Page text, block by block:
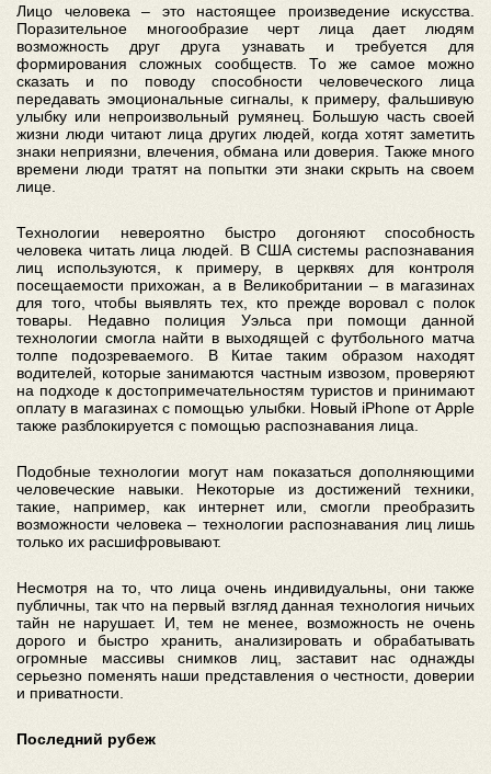
Лицо человека – это настоящее произведение искусства.
Поразительное многообразие черт лица дает людям
возможность друг друга узнавать и требуется для
формирования сложных сообществ. То же самое можно
сказать и по поводу способности человеческого лица
передавать эмоциональные сигналы, к примеру, фальшивую
улыбку или непроизвольный румянец. Большую часть своей
жизни люди читают лица других людей, когда хотят заметить
знаки неприязни, влечения, обмана или доверия. Также много
времени люди тратят на попытки эти знаки скрыть на своем
лице.
Технологии невероятно быстро догоняют способность
человека читать лица людей. В США системы распознавания
лиц используются, к примеру, в церквях для контроля
посещаемости прихожан, а в Великобритании – в магазинах
для того, чтобы выявлять тех, кто прежде воровал с полок
товары. Недавно полиция Уэльса при помощи данной
технологии смогла найти в выходящей с футбольного матча
толпе подозреваемого. В Китае таким образом находят
водителей, которые занимаются частным извозом, проверяют
на подходе к достопримечательностям туристов и принимают
оплату в магазинах с помощью улыбки. Новый iPhone от Apple
также разблокируется с помощью распознавания лица.
Подобные технологии могут нам показаться дополняющими
человеческие навыки. Некоторые из достижений техники,
такие, например, как интернет или, смогли преобразить
возможности человека – технологии распознавания лиц лишь
только их расшифровывают.
Несмотря на то, что лица очень индивидуальны, они также
публичны, так что на первый взгляд данная технология ничьих
тайн не нарушает. И, тем не менее, возможность не очень
дорого и быстро хранить, анализировать и обрабатывать
огромные массивы снимков лиц, заставит нас однажды
серьезно поменять наши представления о честности, доверии
и приватности.
Последний рубеж